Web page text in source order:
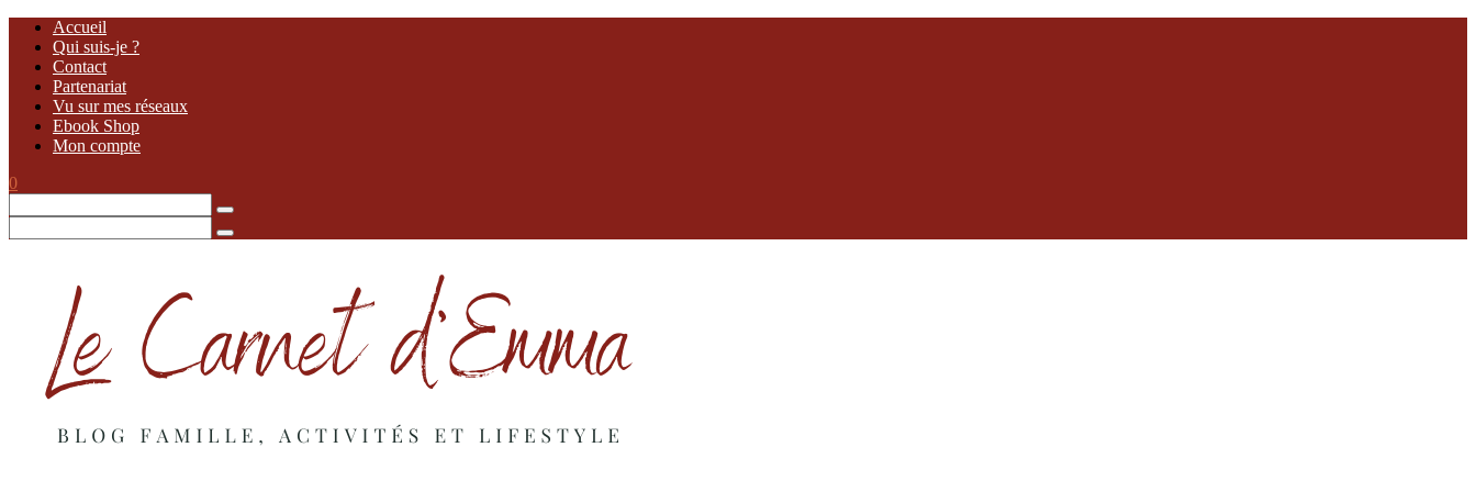
Accueil
Qui suis-je ?
Contact
Partenariat
Vu sur mes réseaux
Ebook Shop
Mon compte
0